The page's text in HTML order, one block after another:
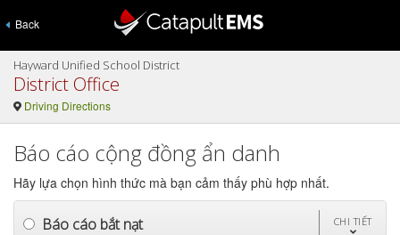
Back
Hayward Unified School District
District Office
Driving Directions
Báo cáo cộng đồng ẩn danh
Hãy lựa chọn hình thức mà bạn cảm thấy phù hợp nhất.
Báo cáo bắt nạt CHI TIẾT